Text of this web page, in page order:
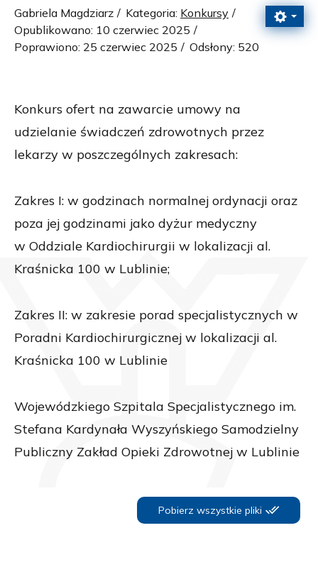
Gabriela Magdziarz Kategoria: Konkursy
Opublikowano: 10 czerwiec 2025
Poprawiono: 25 czerwiec 2025
Odsłony: 520
Konkurs ofert na zawarcie umowy na
udzielanie świadczeń zdrowotnych przez
lekarzy w poszczególnych zakresach:
Zakres I: w godzinach normalnej ordynacji oraz
poza jej godzinami jako dyżur medyczny
w Oddziale Kardiochirurgii w lokalizacji al.
Kraśnicka 100 w Lublinie;
Zakres II: w zakresie porad specjalistycznych w
Poradni Kardiochirurgicznej w lokalizacji al.
Kraśnicka 100 w Lublinie
Wojewódzkiego Szpitala Specjalistycznego im.
Stefana Kardynała Wyszyńskiego Samodzielny
Publiczny Zakład Opieki Zdrowotnej w Lublinie
Pobierz wszystkie pliki